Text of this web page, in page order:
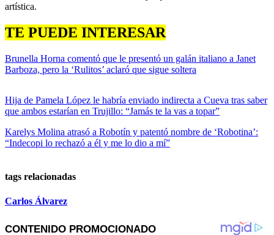
artística.
TE PUEDE INTERESAR
Brunella Horna comentó que le presentó un galán italiano a Janet
Barboza, pero la ‘Rulitos’ aclaró que sigue soltera
Hija de Pamela López le habría enviado indirecta a Cueva tras saber
que ambos estarían en Trujillo: “Jamás te la vas a topar”
Karelys Molina atrasó a Robotín y patentó nombre de ‘Robotina’:
“Indecopi lo rechazó a él y me lo dio a mí”
tags relacionadas
Carlos Álvarez